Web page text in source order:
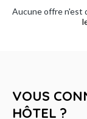
Aucune offre n'est
VOUS
HÔTEL ?